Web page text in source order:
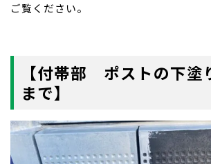
ご覧ください。
【付帯部 ポストの下塗
まで】